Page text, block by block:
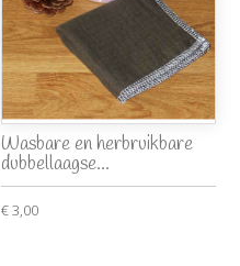
Wasbare en herbruikbare
dubbellaagse...
€ 3,00